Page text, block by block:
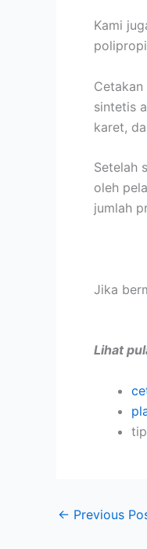
Kami
sintetis
karet,
Setelah
oleh
jumlah
Jika
Lihat
← Previous